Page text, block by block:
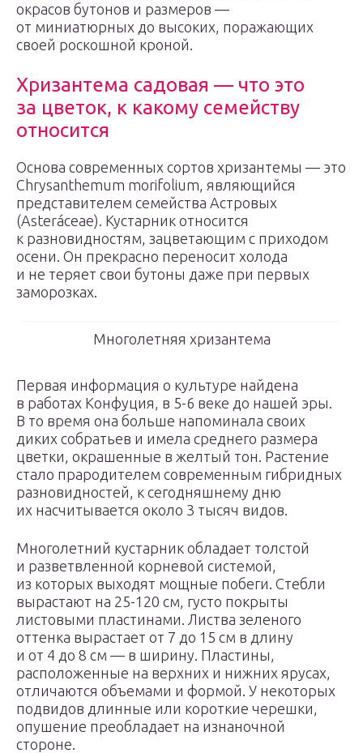
окрасов бутонов и размеров —
от миниатюрных до высоких, поражающих
своей роскошной кроной.
Хризантема садовая — что это
за цветок, к какому семейству
относится
Основа современных сортов хризантемы — это
Chrysanthemum morifolium, являющийся
представителем семейства Астровых
(Asteráceae). Кустарник относится
к разновидностям, зацветающим с приходом
осени. Он прекрасно переносит холода
и не теряет свои бутоны даже при первых
заморозках.
Многолетняя хризантема
Первая информация о культуре найдена
в работах Конфуция, в 5-6 веке до нашей эры.
В то время она больше напоминала своих
диких собратьев и имела среднего размера
цветки, окрашенные в желтый тон. Растение
стало прародителем современным гибридных
разновидностей, к сегодняшнему дню
их насчитывается около 3 тысяч видов.
Многолетний кустарник обладает толстой
и разветвленной корневой системой,
из которых выходят мощные побеги. Стебли
вырастают на 25-120 см, густо покрыты
листовыми пластинами. Листва зеленого
оттенка вырастает от 7 до 15 см в длину
и от 4 до 8 см — в ширину. Пластины,
расположенные на верхних и нижних ярусах,
отличаются объемами и формой. У некоторых
подвидов длинные или короткие черешки,
опушение преобладает на изнаночной
стороне.